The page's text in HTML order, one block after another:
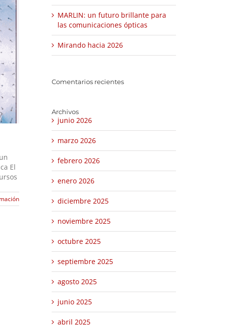
El
MARLIN: un futuro brillante para
las comunicaciones ópticas
Mirando hacia 2026
Comentarios recientes
Archivos
junio 2026
marzo 2026
febrero 2026
enero 2026
diciembre 2025
noviembre 2025
octubre 2025
septiembre 2025
agosto 2025
junio 2025
abril 2025